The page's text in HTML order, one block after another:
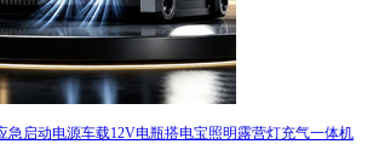
急启动电源车载12V电瓶搭电宝照明露营灯充气一体机